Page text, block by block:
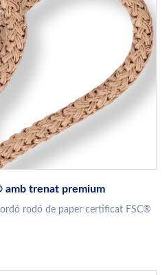
amb trenat premium
rodó de paper certificat FSC®